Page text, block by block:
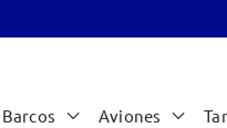
Barcos Aviones